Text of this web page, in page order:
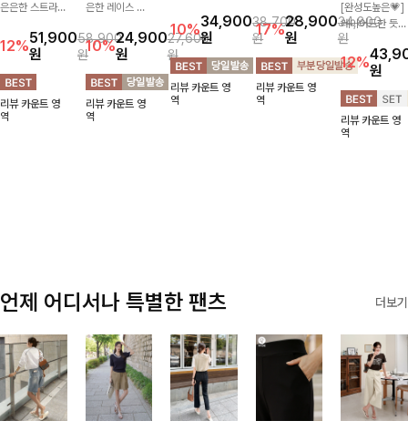
은은한 스트라이
져 심플한 코디
에도 세련된 포
인트를 더해드리
며 깔끔한 스트
라이프 디테일로
유행 없이 오래
12%51,900
원
58,900
원
리뷰 카운트 영
역
은한 레이스 자
으로 사랑스러운
감성 가득 담았
으며 나시 세트
구성으로 이너
걱정없이 손쉽게
코디 가능한 블
10%24,900
원
27,600
원
리뷰 카운트 영
역
있게 입어지는
블라우스🖤 브
이넥 카라 디자
인에 여유로운
소매핏 더해져
여리하면서도 시
10%34,900
원
38,700
원
리뷰 카운트 영
역
엠보 텍스처가
돋보이는 블라우
스- 여유로운 실
루엣과 물결 짜
임 소매 디테일
이 더해져 편안
17%28,900
원
34,800
원
리뷰 카운트 영
역
[완성도높은💗]
레이어드한 듯
자연스러운 나시
와 버튼 원피스
가 함께 구성된
세트 아이템입니
다. 코디 고민 없
이 한 벌만으로
도 내추럴하면서
12%원
리뷰 카운트 영
역
언제 어디서나 특별한 팬츠 더보기